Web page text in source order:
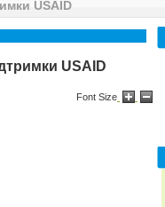
USAID
USAID
Font Size